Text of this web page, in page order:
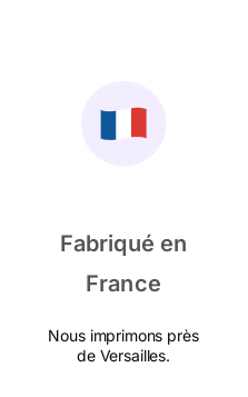
Fabriqué en
France
Nous imprimons près
de Versailles.